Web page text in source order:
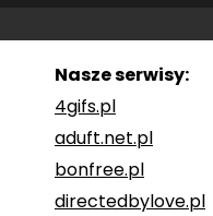
Nasze serwisy:
4gifs.pl
aduft.net.pl
bonfree.pl
directedbylove.pl